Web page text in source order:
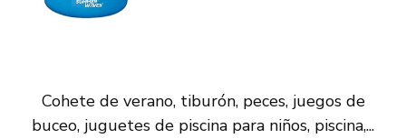
Cohete de verano, tiburón, peces, juegos de
buceo, juguetes de piscina para niños, piscina,...